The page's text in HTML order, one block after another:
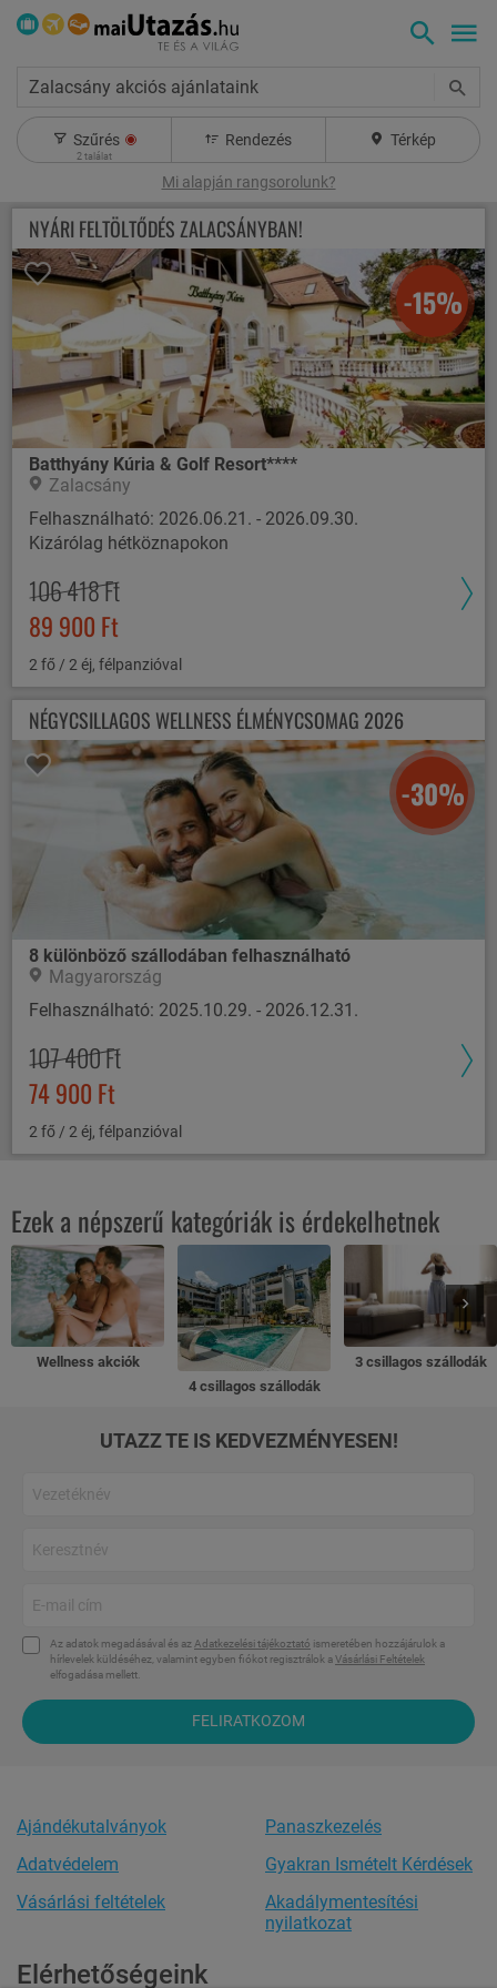
Zalacsány akciós ajánlataink
Szűrés
2találat
Rendezés Térkép
Mi alapján rangsorolunk?
NYÁRI FELTÖLTŐDÉS ZALACSÁNYBAN!
-15%
Batthyány Kúria & Golf Resort****
Zalacsány
Felhasználható: 2026.06.21. - 2026.09.30.
Kizárólag hétköznapokon
106 418 Ft
89 900 Ft
2 fő / 2 éj, félpanzióval
NÉGYCSILLAGOS WELLNESS ÉLMÉNYCSOMAG 2026
-30%
8 különböző szállodában felhasználható
Magyarország
Felhasználható: 2025.10.29. - 2026.12.31.
107 400 Ft
74 900 Ft
2 fő / 2 éj, félpanzióval
Ezek a népszerű kategóriák is érdekelhetnek
Wellness akciók
4 csillagos szállodák
3 csillagos szállodák
UTAZZ TE IS KEDVEZMÉNYESEN!
Az adatok megadásával és az Adatkezelési tájékoztató ismeretében hozzájárulok a
hírlevelek küldéséhez, valamint egyben fiókot regisztrálok aVásárlási Feltételek
elfogadása mellett.
FELIRATKOZOM
Ajándékutalványok
Adatvédelem
Vásárlási feltételek
Panaszkezelés
Gyakran Ismételt Kérdések
Akadálymentesítési
nyilatkozat
Elérhetőségeink